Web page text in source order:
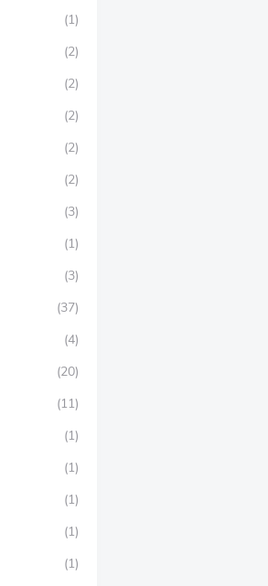
(1)
(2)
(2)
(2)
(2)
(2)
(3)
(1)
(3)
(37)
(4)
(20)
(11)
(1)
(1)
(1)
(1)
(1)